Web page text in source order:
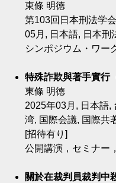
東條 明徳
第103回日本刑法学
05月, 日本語, 日本刑
シンポジウム・ワー
特殊詐欺與著手實行
東條 明徳
2025年03月, 日本語,
湾, 国際会議, 国際共
[招待有り]
公開講演，セミナー
關於在裁判員裁判中